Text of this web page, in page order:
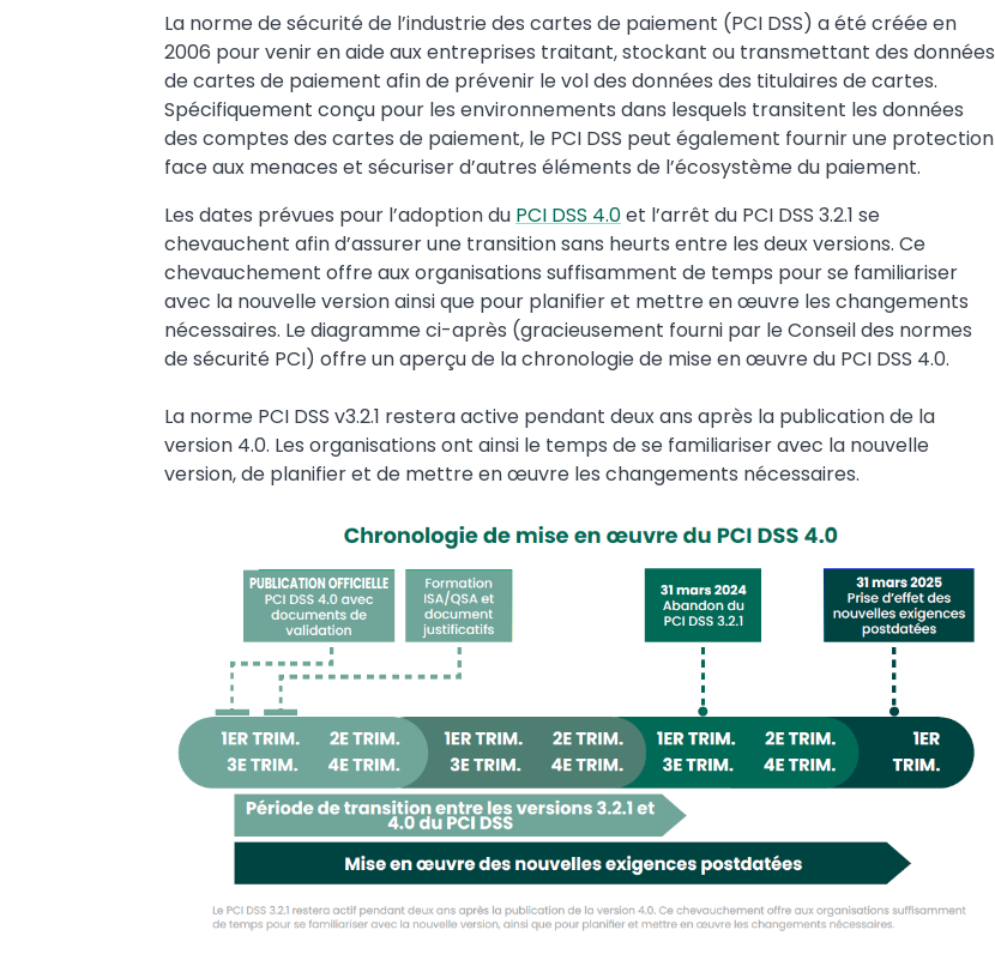
Text
La norme de sécurité de l’industrie des cartes de paiement (PCI DSS) a été créée en
2006 pour venir en aide aux entreprises traitant, stockant ou transmettant des données
de cartes de paiement afin de prévenir le vol des données des titulaires de cartes.
Spécifiquement conçu pour les environnements dans lesquels transitent les données
des comptes des cartes de paiement, le PCI DSS peut également fournir une protection
face aux menaces et sécuriser d’autres éléments de l’écosystème du paiement.
Les dates prévues pour l’adoption du PCI DSS 4.0et l’arrêt du PCI DSS 3.2.1 se
chevauchent afin d’assurer une transition sans heurts entre les deux versions. Ce
chevauchement offre aux organisations suffisamment de temps pour se familiariser
avec la nouvelle version ainsi que pour planifier et mettre en œuvre les changements
nécessaires. Le diagramme ci-après (gracieusement fourni par le Conseil des normes
de sécurité PCI) offre un aperçu de la chronologie de mise en œuvre du PCI DSS 4.0.
La norme PCI DSS v3.2.1 restera active pendant deux ans après la publication de la
version 4.0. Les organisations ont ainsi le temps de se familiariser avec la nouvelle
version, de planifier et de mettre en œuvre les changements nécessaires.